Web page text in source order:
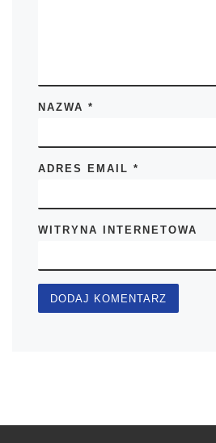
NAZWA*
ADRES EMAIL*
WITRYNA INTERNETOWA